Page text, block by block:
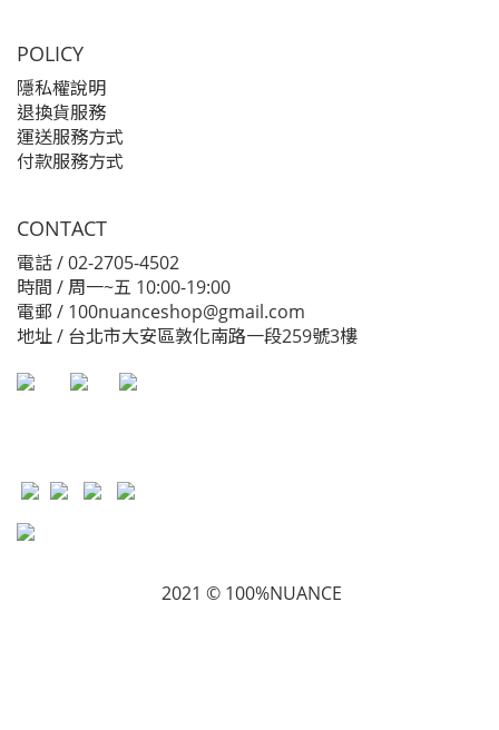
POLICY
隱私權說明
退換貨服務
運送服務方式
付款服務方式
CONTACT
電話 / 02-2705-4502
時間 / 周一~五 10:00-19:00
電郵 / 100nuanceshop@gmail.com
地址 / 台北市大安區敦化南路一段259號3樓
2021 © 100%NUANCE